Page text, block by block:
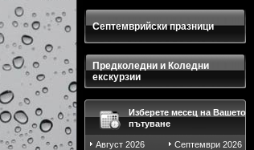
Септемврийски празници
Предколедни и Коледни
екскурзии
Изберете месец на Вашето
пътуване
Август 2026
Септември 2026